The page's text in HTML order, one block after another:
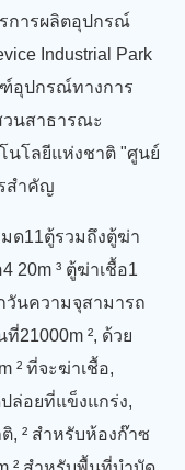
การผลิตอุปกรณ์
Industrial Park
อุปกรณ์ทางการ
นสาธารณะ
นโลยีแห่งชาติ "ศูนย์
สำคัญ
ด11ตู้รวมถึงตู้ฆ่า
20m ³ ตู้ฆ่าเชื้อ1
วันความจุสามารถ
21000m ², ด้วย
² ที่จะฆ่าเชื้อ,
ล่อยที่แข็งแกร่ง,
, ² สำหรับห้องก๊าซ